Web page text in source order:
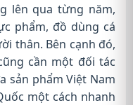
lên qua từng năm,
phẩm, đồ dùng cá
thân. Bên cạnh đó,
cần một đối tác
sản phẩm Việt Nam
một cách nhanh